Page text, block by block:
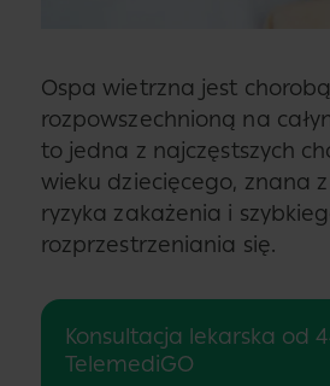
Ospa wietrzna jest
rozpowszechnioną na
to jedna z najczęstszych
wieku dziecięcego, znana
ryzyka zakażenia i
rozprzestrzeniania się.
Konsultacja lekarska od
TelemediGO